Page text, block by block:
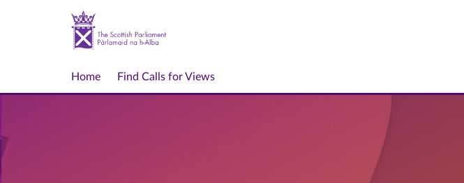
Home Find Calls for Views